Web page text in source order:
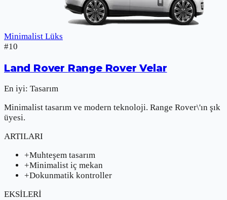
Minimalist Lüks
#10
Land Rover Range Rover Velar
En iyi: Tasarım
Minimalist tasarım ve modern teknoloji. Range Rover\'ın şık
üyesi.
ARTILARI
+Muhteşem tasarım
+Minimalist iç mekan
+Dokunmatik kontroller
EKSİLERİ